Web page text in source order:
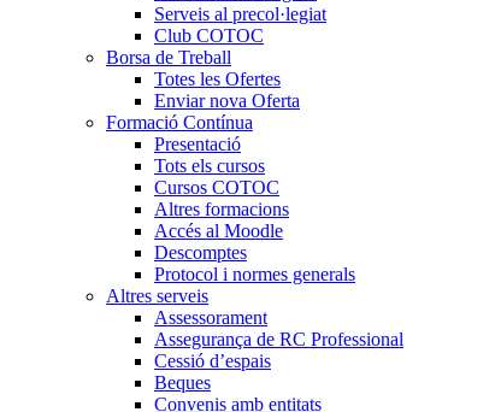
Serveis al precol·legiat
Club COTOC
Borsa de Treball
Totes les Ofertes
Enviar nova Oferta
Formació Contínua
Presentació
Tots els cursos
Cursos COTOC
Altres formacions
Accés al Moodle
Descomptes
Protocol i normes generals
Altres serveis
Assessorament
Assegurança de RC Professional
Cessió d’espais
Beques
Convenis amb entitats